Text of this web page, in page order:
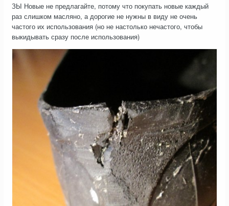
ЗЫ Новые не предлагайте, потому что покупать новые каждый
раз слишком масляно, а дорогие не нужны в виду не очень
частого их использования (но не настолько нечастого, чтобы
выкидывать сразу после использования)